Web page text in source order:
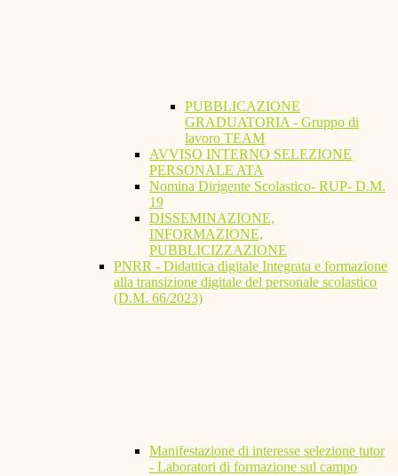
PUBBLICAZIONE
GRADUATORIA - Gruppo di
lavoro TEAM
AVVISO INTERNO SELEZIONE
PERSONALE ATA
Nomina Dirigente Scolastico- RUP- D.M.
19
DISSEMINAZIONE,
INFORMAZIONE,
PUBBLICIZZAZIONE
PNRR - Didattica digitale Integrata e formazione
alla transizione digitale del personale scolastico
(D.M. 66/2023)
Manifestazione di interesse selezione tutor
- Laboratori di formazione sul campo